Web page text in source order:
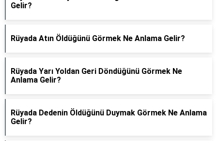
Gelir?
Rüyada Atın Öldüğünü Görmek Ne Anlama Gelir?
Rüyada Yarı Yoldan Geri Döndüğünü Görmek Ne
Anlama Gelir?
Rüyada Dedenin Öldüğünü Duymak Görmek Ne Anlama
Gelir?